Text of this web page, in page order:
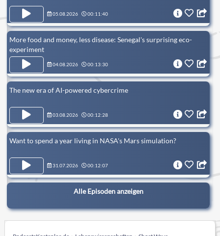
05.08.2026 00:11:40
More food and money, less disease: Senegal's surprising eco-
experiment
04.08.2026 00:13:30
The new era of AI-powered cybercrime
03.08.2026 00:12:28
Want to spend a year living in NASA's Mars simulation?
31.07.2026 00:12:07
Alle Episoden anzeigen